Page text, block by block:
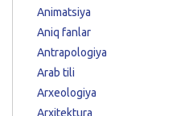
Animatsiya
Aniq fanlar
Antrapologiya
Arab tili
Arxeologiya
Arxitektura